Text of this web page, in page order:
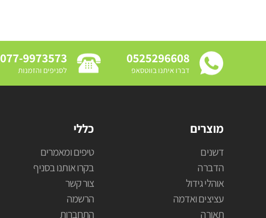
0525296608
דברו איתנו בווטסאפ
077-9973573
לסניפים והזמנות
מוצרים
דשנים
הדברה
אוהלי גידול
עציצים ואדמה
תאורה
כללי
טיפים ומאמרים
בקרו אותנו בסניף
צור קשר
הרשמה
התחברות